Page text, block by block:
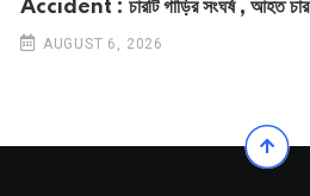
Accident : চারটি গাড়ির সংঘর্ষ , আহত চার
AUGUST 6, 2026